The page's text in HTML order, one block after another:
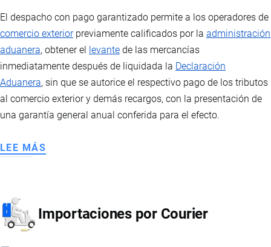
El despacho con pago garantizado permite a los operadores de
comercio exteriorpreviamente calificados por la administración
aduanera, obtener el levante de las mercancías
inmediatamente después de liquidada la Declaración
Aduanera, sin que se autorice el respectivo pago de los tributos
al comercio exterior y demás recargos, con la presentación de
una garantía general anual conferida para el efecto.
LEE MÁS
GARANTIZADO
Importaciones por Courier